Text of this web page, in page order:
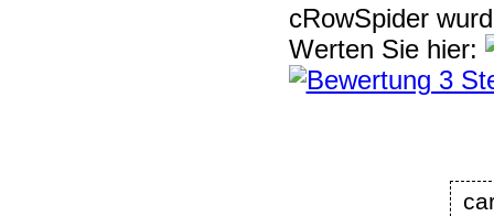
cRowSpider
Werten Sie hier: